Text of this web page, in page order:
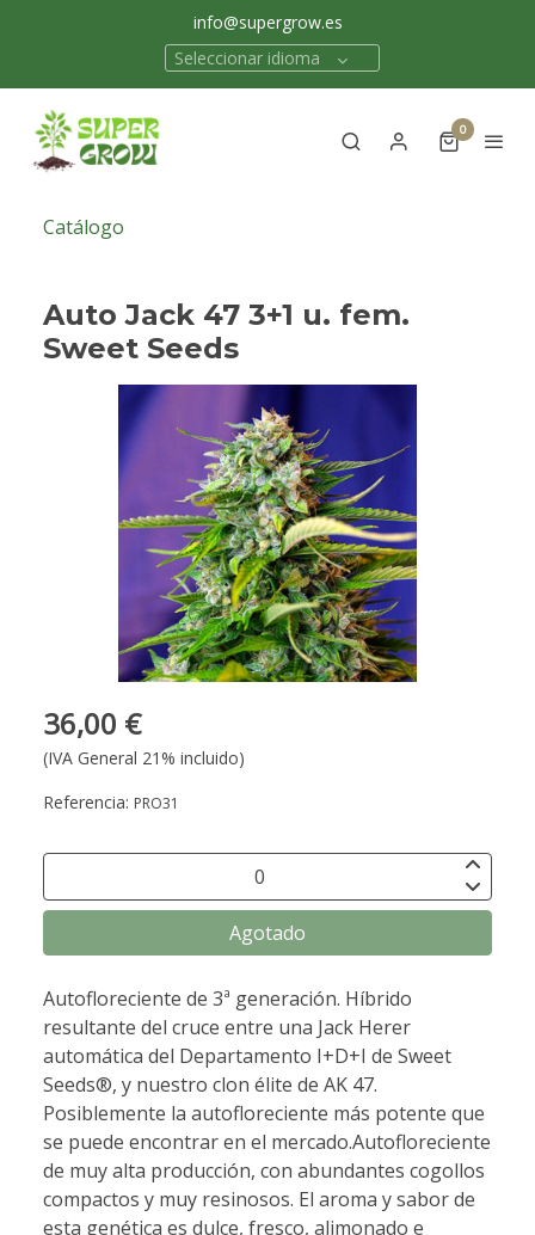
info@supergrow.es
Seleccionar idioma
0
Catálogo
Auto Jack 47 3+1 u. fem.
Sweet Seeds
36,00 €
(IVA General 21% incluido)
Referencia: PRO31
Agotado
Autofloreciente de 3ª generación. Híbrido
resultante del cruce entre una Jack Herer
automática del Departamento I+D+I de Sweet
Seeds®, y nuestro clon élite de AK 47.
Posiblemente la autofloreciente más potente que
se puede encontrar en el mercado.Autofloreciente
de muy alta producción, con abundantes cogollos
compactos y muy resinosos. El aroma y sabor de
esta genética es dulce, fresco, alimonado e